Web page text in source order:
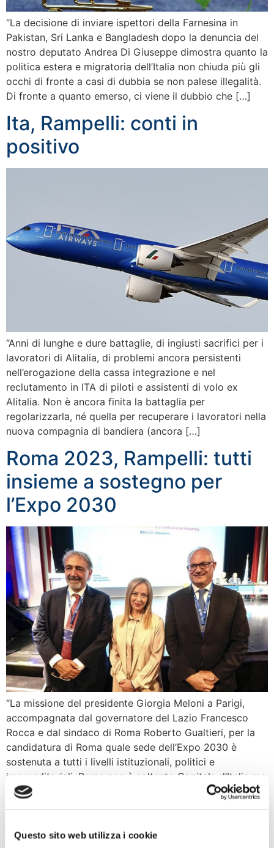
Questo sito web utilizza i cookie
“La decisione di inviare ispettori della Farnesina in
Pakistan, Sri Lanka e Bangladesh dopo la denuncia del
nostro deputato Andrea Di Giuseppe dimostra quanto la
politica estera e migratoria dell’Italia non chiuda più gli
occhi di fronte a casi di dubbia se non palese illegalità.
Di fronte a quanto emerso, ci viene il dubbio che […]
Ita, Rampelli: conti in
positivo
“Anni di lunghe e dure battaglie, di ingiusti sacrifici per i
lavoratori di Alitalia, di problemi ancora persistenti
nell’erogazione della cassa integrazione e nel
reclutamento in ITA di piloti e assistenti di volo ex
Alitalia. Non è ancora finita la battaglia per
regolarizzarla, né quella per recuperare i lavoratori nella
nuova compagnia di bandiera (ancora […]
Roma 2023, Rampelli: tutti
insieme a sostegno per
l’Expo 2030
“La missione del presidente Giorgia Meloni a Parigi,
accompagnata dal governatore del Lazio Francesco
Rocca e dal sindaco di Roma Roberto Gualtieri, per la
candidatura di Roma quale sede dell’Expo 2030 è
sostenuta a tutti i livelli istituzionali, politici e
imprenditoriali. Roma non è soltanto Capitale d’Italia ma
nel contesto internazionale rappresenta la culla della
Pedroni, Rampelli: l’Italia